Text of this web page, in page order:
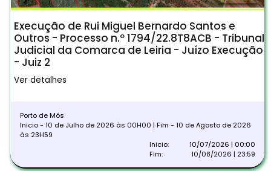
Execução de Rui Miguel Bernardo Santos e
Outros - Processo n.º 1794/22.8T8ACB - Tribunal
Judicial da Comarca de Leiria - Juízo Execução
- Juiz 2
Ver detalhes
Porto de Mós
Inicio - 10 de Julho de 2026 às 00H00 | Fim - 10 de Agosto de 2026
às 23H59
Inicio:
10/07/2026 | 00:00
Fim:
10/08/2026 | 23:59